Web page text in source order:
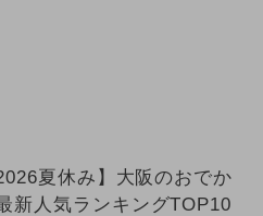
2026夏休み】大阪のおでか
新人気ランキングTOP10